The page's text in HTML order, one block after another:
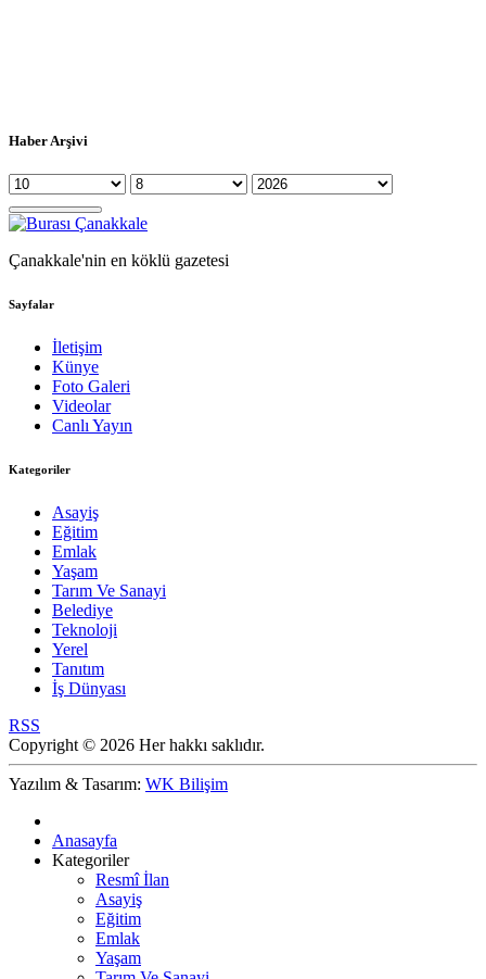
Haber Arşivi
Çanakkale'nin en köklü gazetesi
Sayfalar
İletişim
Künye
Foto Galeri
Videolar
Canlı Yayın
Kategoriler
Asayiş
Eğitim
Emlak
Yaşam
Tarım Ve Sanayi
Belediye
Teknoloji
Yerel
Tanıtım
İş Dünyası
RSS
Copyright © 2026 Her hakkı saklıdır.
Yazılım & Tasarım: WK Bilişim
Anasayfa
Kategoriler
Resmî İlan
Asayiş
Eğitim
Emlak
Yaşam